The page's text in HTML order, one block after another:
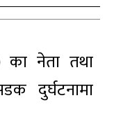
का नेता तथा
दुर्घटनामा